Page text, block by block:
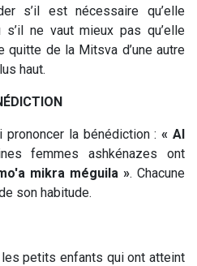
s’il est nécessaire qu’elle
ne vaut mieux pas qu’elle
de la Mitsva d’une autre
haut.
prononcer la bénédiction :« Al
femmes ashkénazes ont
mikra méguila ». Chacune
son habitude.
les petits enfants qui ont atteint